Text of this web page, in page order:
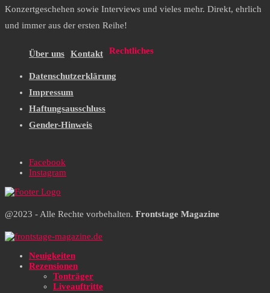
Konzertgeschehen sowie Interviews und vieles mehr. Direkt, ehrlich
und immer aus der ersten Reihe!
Über uns Kontakt Rechtliches
Datenschutzerklärung
Impressum
Haftungsausschluss
Gender-Hinweis
Facebook
Instagram
@2023 - Alle Rechte vorbehalten. Frontstage Magazine
Neuigkeiten
Rezensionen
Tonträger
Liveauftritte